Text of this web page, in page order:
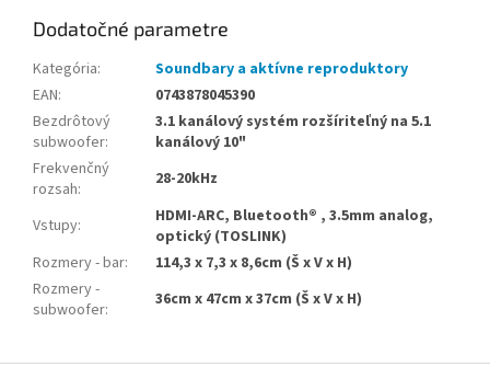
Dodatočné parametre
Kategória:
Soundbary a aktívne reproduktory
EAN:
0743878045390
Bezdrôtový
subwoofer:
3.1 kanálový systém rozšíriteľný na 5.1
kanálový 10"
Frekvenčný
rozsah: 28-20kHz
Vstupy:
HDMI-ARC, Bluetooth® , 3.5mm analog,
optický (TOSLINK)
Rozmery - bar:
114,3 x 7,3 x 8,6cm (Š x V x H)
Rozmery -
subwoofer: 36cm x 47cm x 37cm (Š x V x H)